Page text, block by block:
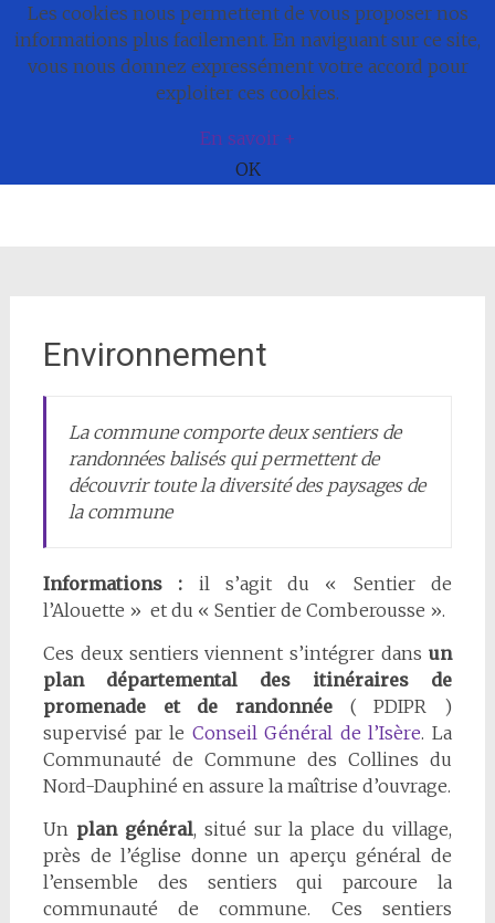
Commune de
Bonnefamille
Environnement
La commune comporte deux sentiers de
randonnées balisés qui permettent de
découvrir toute la diversité des paysages de
la commune
Informations : il s’agit du « Sentier de
l’Alouette » et du « Sentier de Comberousse ».
Ces deux sentiers viennent s’intégrer dansun
plan départemental des itinéraires de
promenade et de randonnée ( PDIPR )
supervisé par le Conseil Général de l’Isère. La
Communauté de Commune des Collines du
Nord-Dauphiné en assure la maîtrise d’ouvrage.
Un plan général, situé sur la place du village,
près de l’église donne un aperçu général de
l’ensemble des sentiers qui parcoure la
communauté de commune. Ces sentiers
Les cookies nous permettent de vous proposer nos
informations plus facilement. En naviguant sur ce site,
vous nous donnez expressément votre accord pour
exploiter ces cookies.
En savoir +
OK